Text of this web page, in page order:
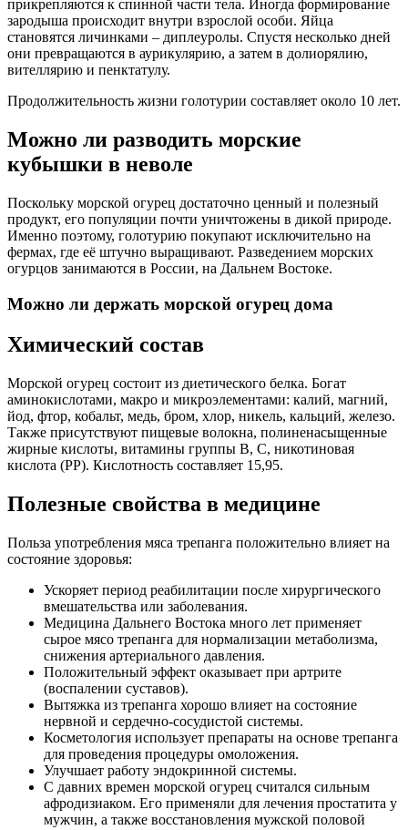
прикрепляются к спинной части тела. Иногда формирование
зародыша происходит внутри взрослой особи. Яйца
становятся личинками – диплеуролы. Спустя несколько дней
они превращаются в аурикулярию, а затем в долиорялию,
вителлярию и пенктатулу.
Продолжительность жизни голотурии составляет около 10 лет.
Можно ли разводить морские
кубышки в неволе
Поскольку морской огурец достаточно ценный и полезный
продукт, его популяции почти уничтожены в дикой природе.
Именно поэтому, голотурию покупают исключительно на
фермах, где её штучно выращивают. Разведением морских
огурцов занимаются в России, на Дальнем Востоке.
Можно ли держать морской огурец дома
Химический состав
Морской огурец состоит из диетического белка. Богат
аминокислотами, макро и микроэлементами: калий, магний,
йод, фтор, кобальт, медь, бром, хлор, никель, кальций, железо.
Также присутствуют пищевые волокна, полиненасыщенные
жирные кислоты, витамины группы В, С, никотиновая
кислота (РР). Кислотность составляет 15,95.
Полезные свойства в медицине
Польза употребления мяса трепанга положительно влияет на
состояние здоровья:
Ускоряет период реабилитации после хирургического
вмешательства или заболевания.
Медицина Дальнего Востока много лет применяет
сырое мясо трепанга для нормализации метаболизма,
снижения артериального давления.
Положительный эффект оказывает при артрите
(воспалении суставов).
Вытяжка из трепанга хорошо влияет на состояние
нервной и сердечно-сосудистой системы.
Косметология использует препараты на основе трепанга
для проведения процедуры омоложения.
Улучшает работу эндокринной системы.
С давних времен морской огурец считался сильным
афродизиаком. Его применяли для лечения простатита у
мужчин, а также восстановления мужской половой